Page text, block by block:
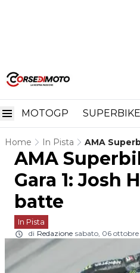
MOTOGP SUPERBIKE
Home In Pista
AMA
Hayes Non
AMA
Gara 1: Josh
batte
In Pista
di Redazione sabato, 06 ottobre